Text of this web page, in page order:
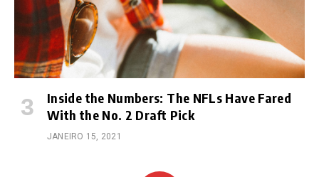
Inside the Numbers: The NFLs Have Fared
With the No. 2 Draft Pick
JANEIRO 15, 2021